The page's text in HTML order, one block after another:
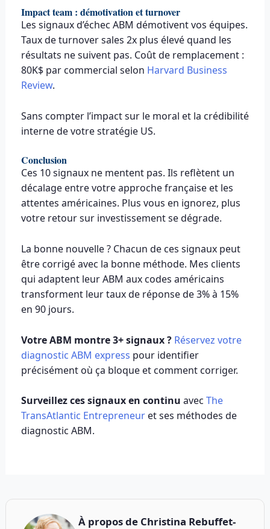
Impact team : démotivation et turnover
Les signaux d’échec ABM démotivent vos équipes.
Taux de turnover sales 2x plus élevé quand les
résultats ne suivent pas. Coût de remplacement :
80K$ par commercial selon Harvard Business
Review.
Sans compter l’impact sur le moral et la crédibilité
interne de votre stratégie US.
Conclusion
Ces 10 signaux ne mentent pas. Ils reflètent un
décalage entre votre approche française et les
attentes américaines. Plus vous en ignorez, plus
votre retour sur investissement se dégrade.
La bonne nouvelle ? Chacun de ces signaux peut
être corrigé avec la bonne méthode. Mes clients
qui adaptent leur ABM aux codes américains
transforment leur taux de réponse de 3% à 15%
en 90 jours.
Votre ABM montre 3+ signaux ? Réservez votre
diagnostic ABM express pour identifier
précisément où ça bloque et comment corriger.
Surveillez ces signaux en continu avec The
TransAtlantic Entrepreneur et ses méthodes de
diagnostic ABM.
À propos de Christina Rebuffet-